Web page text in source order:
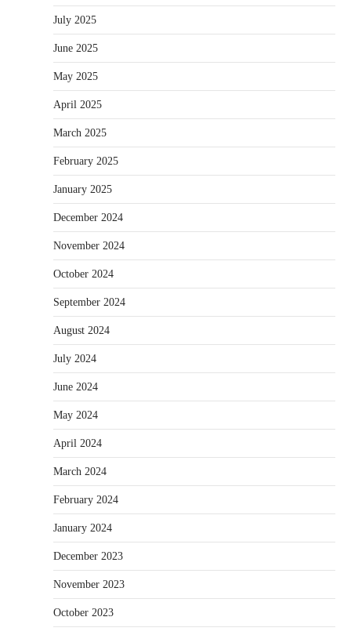
July 2025
June 2025
May 2025
April 2025
March 2025
February 2025
January 2025
December 2024
November 2024
October 2024
September 2024
August 2024
July 2024
June 2024
May 2024
April 2024
March 2024
February 2024
January 2024
December 2023
November 2023
October 2023